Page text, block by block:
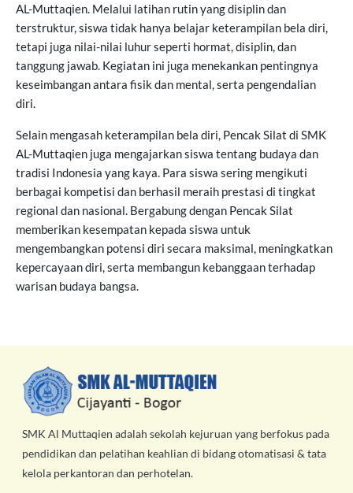
AL-Muttaqien. Melalui latihan rutin yang disiplin dan
terstruktur, siswa tidak hanya belajar keterampilan bela diri,
tetapi juga nilai-nilai luhur seperti hormat, disiplin, dan
tanggung jawab. Kegiatan ini juga menekankan pentingnya
keseimbangan antara fisik dan mental, serta pengendalian
diri.
Selain mengasah keterampilan bela diri, Pencak Silat di SMK
AL-Muttaqien juga mengajarkan siswa tentang budaya dan
tradisi Indonesia yang kaya. Para siswa sering mengikuti
berbagai kompetisi dan berhasil meraih prestasi di tingkat
regional dan nasional. Bergabung dengan Pencak Silat
memberikan kesempatan kepada siswa untuk
mengembangkan potensi diri secara maksimal, meningkatkan
kepercayaan diri, serta membangun kebanggaan terhadap
warisan budaya bangsa.
SMK Al Muttaqien adalah sekolah kejuruan yang berfokus pada
pendidikan dan pelatihan keahlian di bidang otomatisasi & tata
kelola perkantoran dan perhotelan.